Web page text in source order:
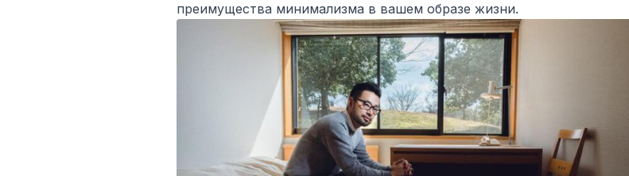
преимущества минимализма в вашем образе жизни.